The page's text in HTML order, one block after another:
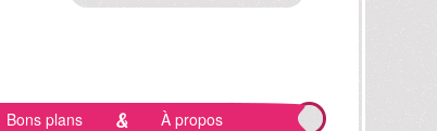
Bons plans À propos